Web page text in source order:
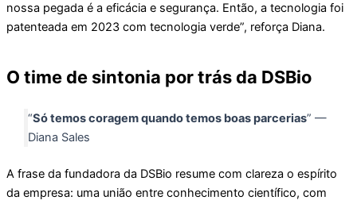
nossa pegada é a eficácia e segurança. Então, a tecnologia foi
patenteada em 2023 com tecnologia verde”, reforça Diana.
O time de sintonia por trás da DSBio
“Só temos coragem quando temos boas parcerias” —
Diana Sales
A frase da fundadora da DSBio resume com clareza o espírito
da empresa: uma união entre conhecimento científico, com